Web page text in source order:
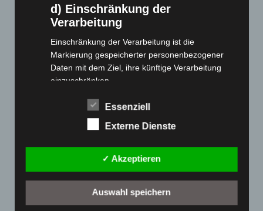
Home
Gemeinsam spenden
Jobs
Kontakt
Reklamation einreichen
Produktpalette
Elektro-Lastendreiräder
d) Einschränkung der
Verarbeitung
Einschränkung der Verarbeitung ist die
Markierung gespeicherter personenbezogener
Daten mit dem Ziel, ihre künftige Verarbeitung
einzuschränken.
e) Profiling
Profiling ist jede Art der automatisierten
Verarbeitung personenbezogener Daten, die darin
verwendet werden, um bestimmte persönliche
Aspekte, die sich auf eine natürliche Person
beziehen, zu bewerten, insbesondere, um
Aspekte bezüglich Arbeitsleistung, wirtschaftlicher
Essenziell
Externe Dienste
✓ Akzeptieren
Auswahl speichern